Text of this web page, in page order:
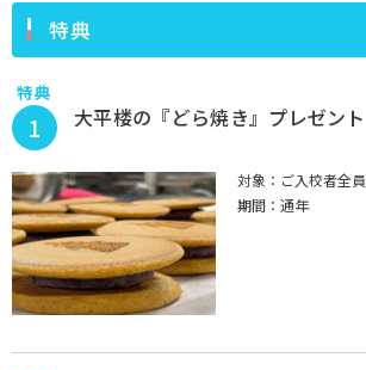
特典
特典
1 大平楼の『どら焼き』プレゼント
対象：ご入校者全員
期間：通年